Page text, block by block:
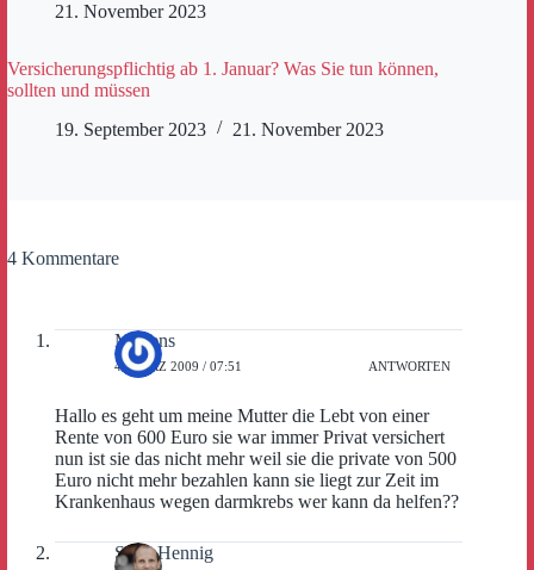
21. November 2023
Versicherungspflichtig ab 1. Januar? Was Sie tun können,
sollten und müssen
19. September 2023
21. November 2023
4 Kommentare
Mertens
4. MÄRZ 2009 / 07:51 ANTWORTEN
Hallo es geht um meine Mutter die Lebt von einer
Rente von 600 Euro sie war immer Privat versichert
nun ist sie das nicht mehr weil sie die private von 500
Euro nicht mehr bezahlen kann sie liegt zur Zeit im
Krankenhaus wegen darmkrebs wer kann da helfen??
Sven Hennig